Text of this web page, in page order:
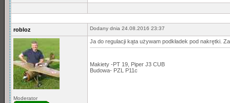
robloz Dodany dnia 24.08.2016 23:37
Moderator
Ja do regulacji kąta używam podkładek pod nakrętki.
Makiety -PT 19, Piper J3 CUB
Budowa- PZL P11c